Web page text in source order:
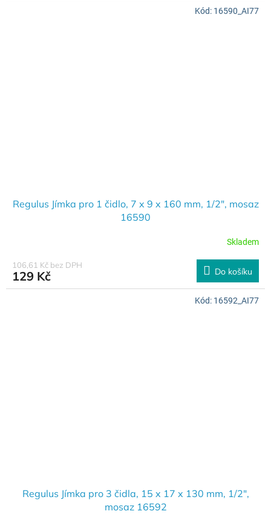
Regulus Jímka pro 1 čidlo, 7 x 9 x 160 mm, 1/2", mosaz
16590
Skladem
106,61 Kč bez DPH
129 Kč Do košíku
Kód: 16590_AI77
Regulus Jímka pro 3 čidla, 15 x 17 x 130 mm, 1/2",
mosaz 16592
Kód: 16592_AI77